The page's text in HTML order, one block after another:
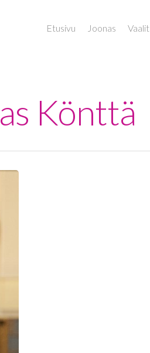
Etusivu Joonas Vaalit
Könttä